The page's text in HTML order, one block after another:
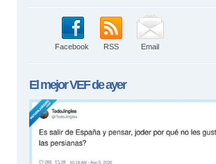
Facebook RSS Email
El mejorVEFde ayer